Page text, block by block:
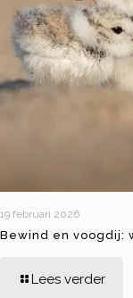
19 februari 2026
Bewind en voogdij:
Lees verder